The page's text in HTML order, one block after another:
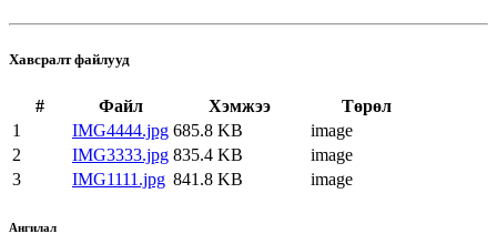
Хавсралт файлууд
# Файл Хэмжээ
Төрөл
1
IMG4444.jpg 685.8 KB
image
2
IMG3333.jpg 835.4 KB
image
3
IMG1111.jpg 841.8 KB image
Ангилал